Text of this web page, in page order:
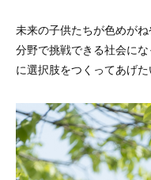
未来の子供たちが色めが
分野で挑戦できる社会に
に選択肢をつくってあげた